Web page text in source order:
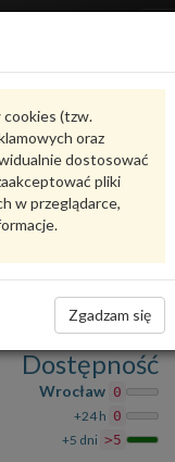
(tzw.
oraz
dostosować
pliki
w przeglądarce,
Zgadzam się
B6 8E0035399A
Dostępność
Wrocław 0
+24 h 0
+5 dni >5